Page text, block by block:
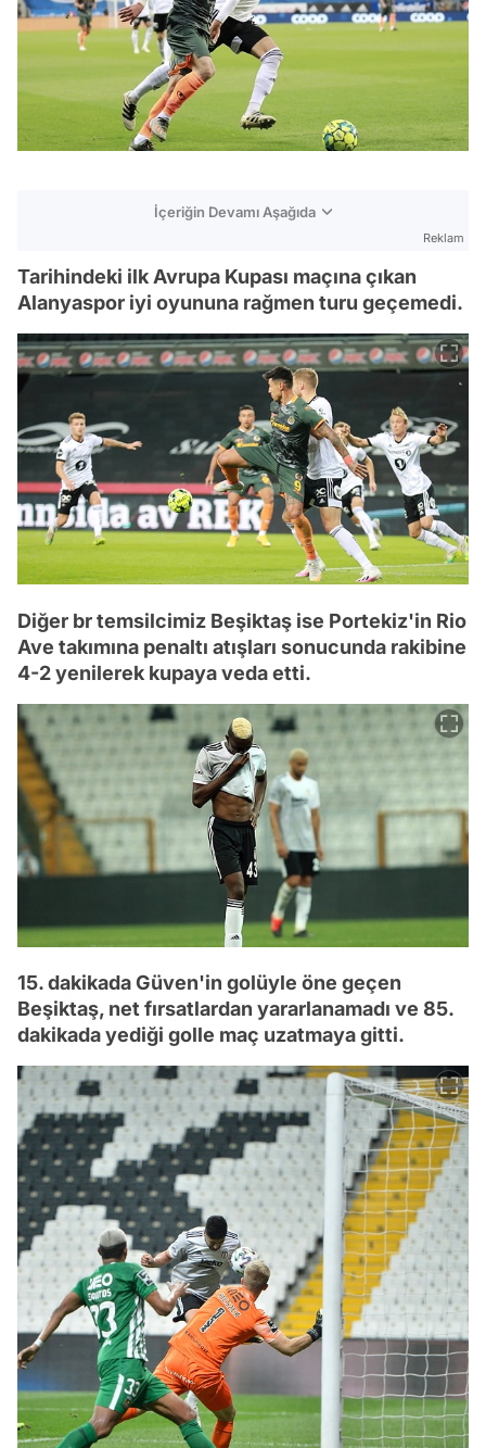
İçeriğin Devamı Aşağıda
Reklam
Tarihindeki ilk Avrupa Kupası maçına çıkan
Alanyaspor iyi oyununa rağmen turu geçemedi.
Diğer br temsilcimiz Beşiktaş ise Portekiz'in Rio
Ave takımına penaltı atışları sonucunda rakibine
4-2 yenilerek kupaya veda etti.
15. dakikada Güven'in golüyle öne geçen
Beşiktaş, net fırsatlardan yararlanamadı ve 85.
dakikada yediği golle maç uzatmaya gitti.